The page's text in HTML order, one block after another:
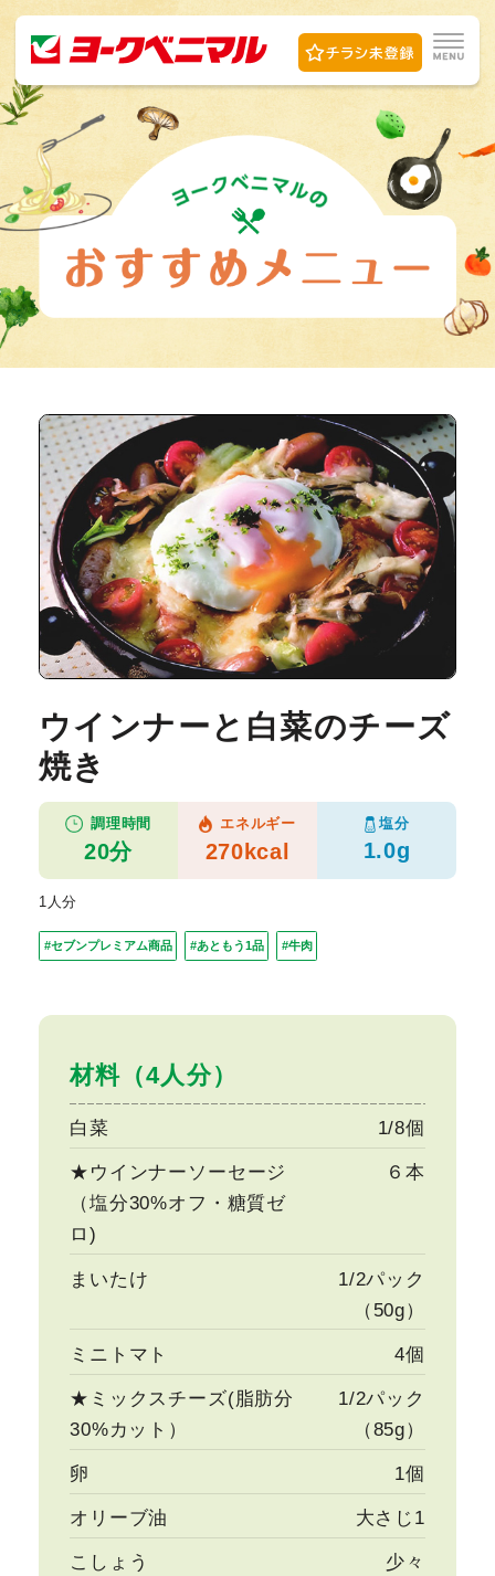
材料（4人分）
白菜 1/8個
★ウインナーソーセージ
（塩分30%オフ・糖質ゼ
ロ)
６本
まいたけ
1/2パック
（50g）
ミニトマト 4個
★ミックスチーズ(脂肪分
30%カット）
1/2パック
（85g）
卵 1個
オリーブ油 大さじ1
こしょう 少々
ウインナーと白菜のチーズ
焼き
調理時間
20分
エネルギー
270kcal
塩分
1.0g
1人分
#セブンプレミアム商品 #あともう1品 #牛肉